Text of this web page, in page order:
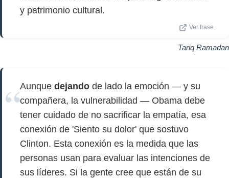
y patrimonio cultural.
Ver frase
Tariq Ramadan
Aunque dejando de lado la emoción — y su
compañera, la vulnerabilidad — Obama debe
tener cuidado de no sacrificar la empatía, esa
conexión de 'Siento su dolor' que sostuvo
Clinton. Esta conexión es la medida que las
personas usan para evaluar las intenciones de
sus líderes. Si la gente cree que están de su